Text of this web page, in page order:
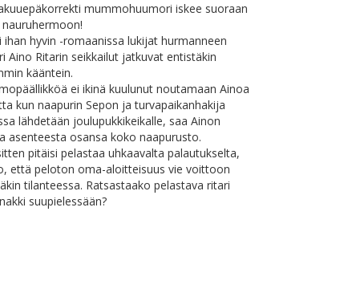
mummohuumori iskee suoraan
ihan hyvin -romaanissa lukijat hurmanneen
Aino Ritarin seikkailut jatkuvat entistäkin
kääntein.​
ei ikinä kuulunut noutamaan Ainoa
kun naapurin Sepon ja turvapaikanhakija
lähdetään joulupukkikeikalle, saa Ainon
asenteesta osansa koko naapurusto.
pitäisi pelastaa uhkaavalta palautukselta,
että peloton oma-aloitteisuus vie voittoon
tilanteessa. Ratsastaako pelastava ritari
suupielessään?